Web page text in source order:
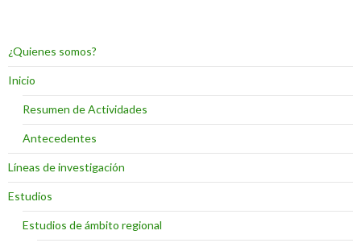
¿Quienes somos?
Inicio
Resumen de Actividades
Antecedentes
Líneas de investigación
Estudios
Estudios de ámbito regional